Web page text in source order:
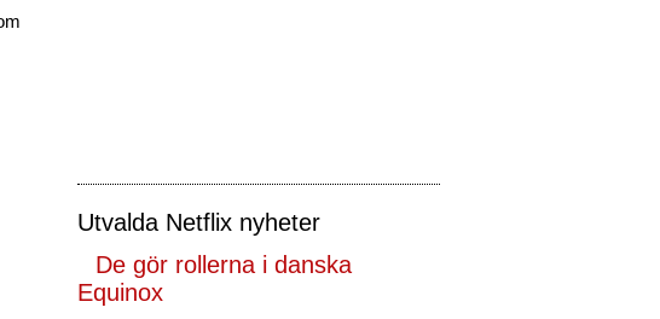
Utvalda Netflix nyheter
De gör rollerna i danska
Equinox